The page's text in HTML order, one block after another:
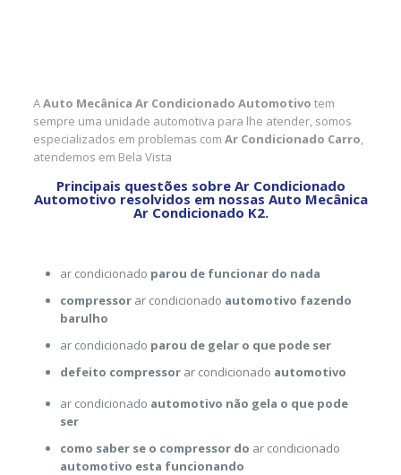
AAuto Mecânica Ar Condicionado Automotivo tem
sempre uma unidade automotiva para lhe atender, somos
especializados em problemas comAr Condicionado Carro,
atendemos em Bela Vista
Principais questões sobre Ar Condicionado
Automotivo resolvidos em nossas Auto Mecânica
Ar Condicionado K2.
ar condicionado parou de funcionar do nada
compressor ar condicionado automotivo fazendo
barulho
ar condicionado parou de gelar o que pode ser
defeito compressor ar condicionado automotivo
ar condicionado automotivo não gela o que pode
ser
como saber se o compressor do ar condicionado
automotivo esta funcionando